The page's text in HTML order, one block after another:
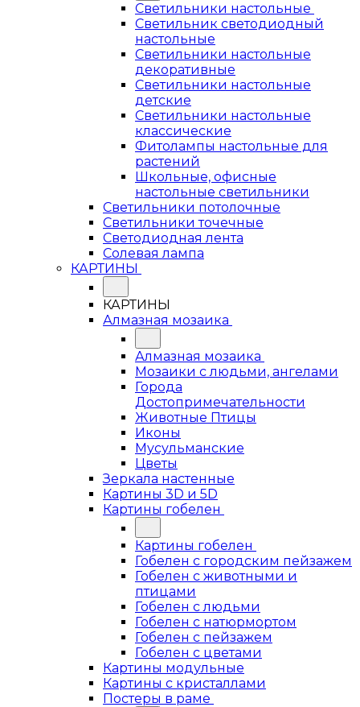
Светильники настольные
Светильник светодиодный
настольные
Светильники настольные
декоративные
Светильники настольные
детские
Светильники настольные
классические
Фитолампы настольные для
растений
Школьные, офисные
настольные светильники
Светильники потолочные
Светильники точечные
Светодиодная лента
Солевая лампа
КАРТИНЫ
КАРТИНЫ
Алмазная мозаика
Алмазная мозаика
Мозаики с людьми, ангелами
Города
Достопримечательности
Животные Птицы
Иконы
Мусульманские
Цветы
Зеркала настенные
Картины 3D и 5D
Картины гобелен
Картины гобелен
Гобелен с городским пейзажем
Гобелен с животными и
птицами
Гобелен с людьми
Гобелен с натюрмортом
Гобелен с пейзажем
Гобелен с цветами
Картины модульные
Картины с кристаллами
Постеры в раме